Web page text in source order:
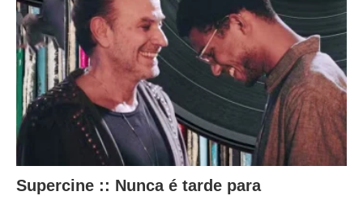
Supercine :: Nunca é tarde para